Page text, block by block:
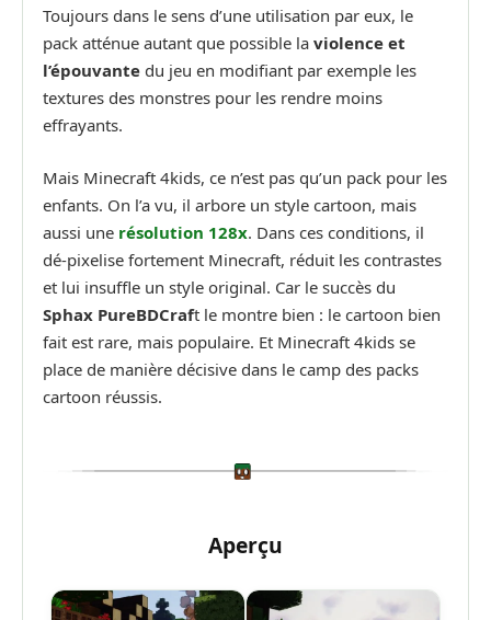
Toujours dans le sens d’une utilisation par eux, le
pack atténue autant que possible la violence et
l’épouvante du jeu en modifiant par exemple les
textures des monstres pour les rendre moins
effrayants.
Mais Minecraft 4kids, ce n’est pas qu’un pack pour les
enfants. On l’a vu, il arbore un style cartoon, mais
aussi une résolution 128x. Dans ces conditions, il
dé-pixelise fortement Minecraft, réduit les contrastes
et lui insuffle un style original. Car le succès du
Sphax PureBDCraft le montre bien : le cartoon bien
fait est rare, mais populaire. Et Minecraft 4kids se
place de manière décisive dans le camp des packs
cartoon réussis.
Aperçu